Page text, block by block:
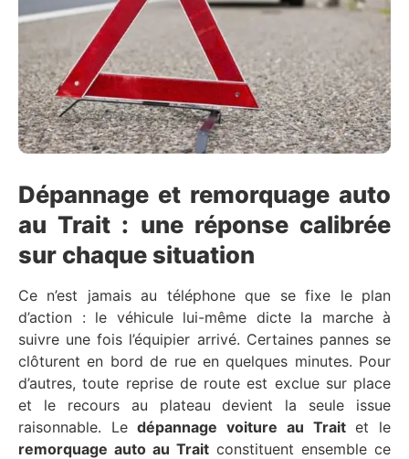
Dépannage et remorquage auto
au Trait : une réponse calibrée
sur chaque situation
Ce n’est jamais au téléphone que se fixe le plan
d’action : le véhicule lui-même dicte la marche à
suivre une fois l’équipier arrivé. Certaines pannes se
clôturent en bord de rue en quelques minutes. Pour
d’autres, toute reprise de route est exclue sur place
et le recours au plateau devient la seule issue
raisonnable. Ledépannage voiture au Traitet le
remorquage auto au Trait constituent ensemble ce